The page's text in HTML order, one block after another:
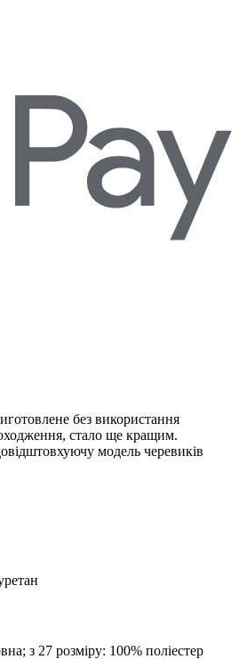
без використання
стало ще кращим.
модель черевиків
з 27 розміру: 100% поліестер